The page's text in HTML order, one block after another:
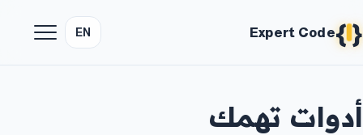
{}
Expert Code
EN
أدوات تهمك